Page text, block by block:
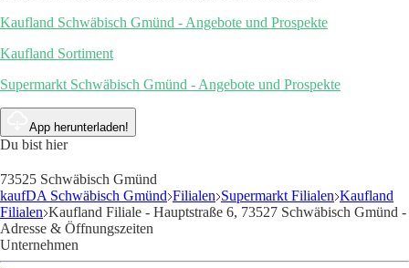
Kaufland Schwäbisch Gmünd - Angebote und Prospekte
Kaufland Sortiment
Supermarkt Schwäbisch Gmünd - Angebote und Prospekte
App herunterladen!
Du bist hier
73525 Schwäbisch Gmünd
kaufDA Schwäbisch Gmünd Filialen Supermarkt Filialen Kaufland
Filialen Kaufland Filiale - Hauptstraße 6, 73527 Schwäbisch Gmünd -
Adresse & Öffnungszeiten
Unternehmen